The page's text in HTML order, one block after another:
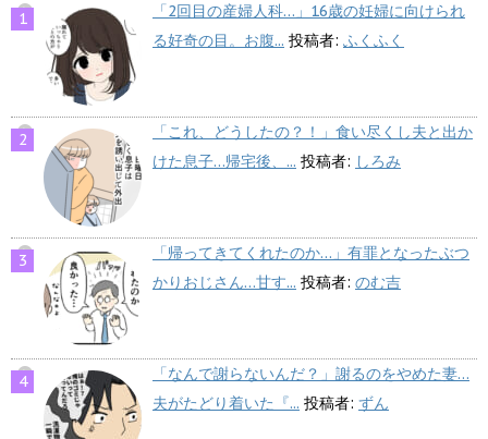
「2回目の産婦人科…」16歳の妊婦に向けられ
る好奇の目。お腹... 投稿者: ふくふく
「これ、どうしたの？！」食い尽くし夫と出か
けた息子…帰宅後、... 投稿者: しろみ
「帰ってきてくれたのか…」有罪となったぶつ
かりおじさん…甘す... 投稿者: のむ吉
「なんで謝らないんだ？」謝るのをやめた妻…
夫がたどり着いた『... 投稿者: ずん